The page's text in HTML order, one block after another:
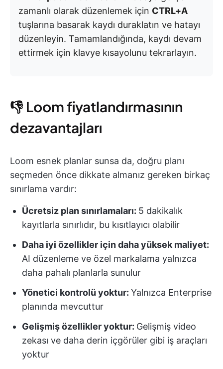
zamanlı olarak düzenlemek için CTRL+A
tuşlarına basarak kaydı duraklatın ve hatayı
düzenleyin. Tamamlandığında, kaydı devam
ettirmek için klavye kısayolunu tekrarlayın.
👎 Loom fiyatlandırmasının
dezavantajları
Loom esnek planlar sunsa da, doğru planı
seçmeden önce dikkate almanız gereken birkaç
sınırlama vardır:
Ücretsiz plan sınırlamaları: 5 dakikalık
kayıtlarla sınırlıdır, bu kısıtlayıcı olabilir
Daha iyi özellikler için daha yüksek maliyet:
AI düzenleme ve özel markalama yalnızca
daha pahalı planlarla sunulur
Yönetici kontrolü yoktur: Yalnızca Enterprise
planında mevcuttur
Gelişmiş özellikler yoktur: Gelişmiş video
zekası ve daha derin içgörüler gibi iş araçları
yoktur